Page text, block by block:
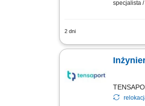
specjalista
2 dni
Zakres